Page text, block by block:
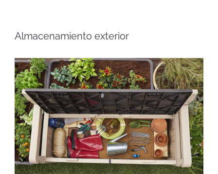
Almacenamiento exterior